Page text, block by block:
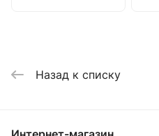
Назад к списку